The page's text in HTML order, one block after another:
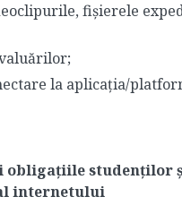
fișierele
la aplicația/
obligațiile studenților
internetului